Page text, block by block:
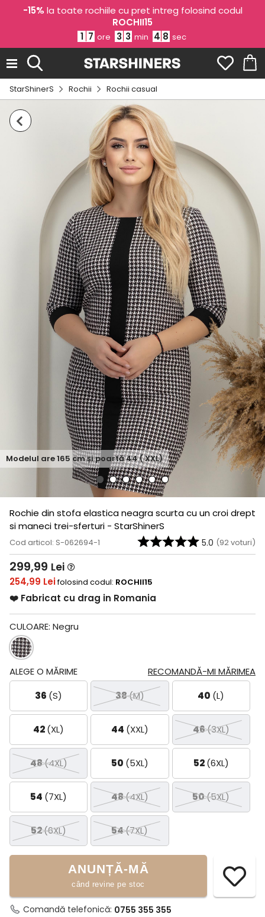
-15% la toate rochiile cu pret intreg folosind codul
ROCHII15
1 7 ore 3 3 min 4 8 sec
StarShinerS Rochii Rochii casual
Modelul are165 cm și poartă44 ( XXL)
Rochie din stofa elastica neagra scurta cu un croi drept
si maneci trei-sferturi - StarShinerS
Cod articol: S-062694-1 5.0 (92voturi)
299,99 Lei
254,99 Leifolosind codul: ROCHII15
❤️ Fabricat cu drag in Romania
CULOARE: Negru
RECOMANDĂ-MI MĂRIMEA
ALEGE O MĂRIME
36 (S) 38(M) 40 (L)
42(XL) 44 (XXL) 46(3XL)
48(4XL) 50 (5XL) 52(6XL)
54 (7XL) 48(4XL) 50(5XL)
52(6XL) 54(7XL)
ANUNȚĂ-MĂ
când revine pe stoc
Comandă telefonică: 0755 355 355